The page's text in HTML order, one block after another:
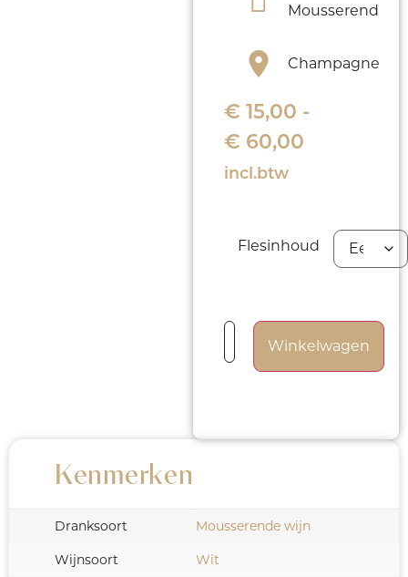
Mousserend
Champagne
€ 15,00 -
€ 60,00
incl.btw
Flesinhoud
Winkelwagen
Kenmerken
Dranksoort Mousserende wijn
Wijnsoort Wit